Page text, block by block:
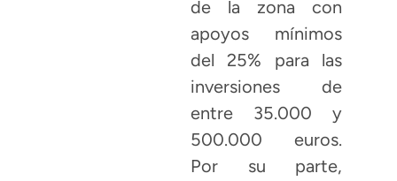
de la zona con
apoyos mínimos
del 25% para las
inversiones de
entre 35.000 y
500.000 euros.
Por su parte,